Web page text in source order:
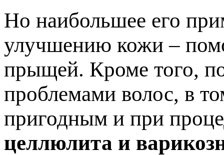
Но наибольшее его
улучшению кожи –
прыщей. Кроме того,
проблемами волос, в
пригодным и при
целлюлита и